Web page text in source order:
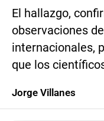
El hallazgo,
observaciones
internacionales,
que los
Jorge Villanes